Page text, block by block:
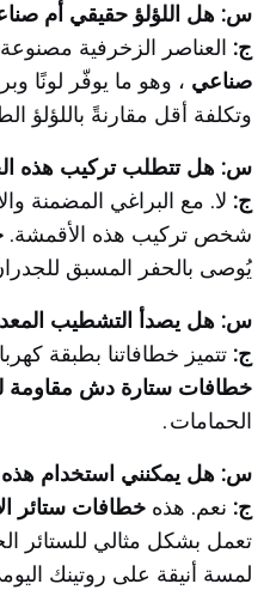
س: هل اللؤلؤ حقيقي أم
ج: العناصر الزخرفية
صناعي ، وهو ما يوفّر لونًا
وتكلفة أقل مقارنةً باللؤلؤ
س: هل تتطلب تركيب هذه
ج: لا. مع البراغي المضمنة
شخص تركيب هذه الأقمشة.
يُوصى بالحفر المسبق
س: هل يصدأ التشطيب
ج: تتميز خطافاتنا بطبقة
خطافات ستارة دش مقاومة
الحمامات
.
س: هل يمكنني استخدام
ج: نعم. هذه خطافات ستائر
تعمل بشكل مثالي للستائر
لمسة أنيقة على روتينك